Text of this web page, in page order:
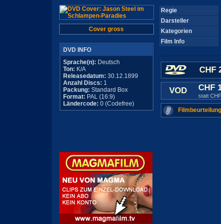
Cover gross
DVD INFO
Sprache(n): Deutsch
Ton: K/A
Releasedatum: 30.12.1899
Anzahl Discs: 1
Packung: Standard Box
Format: PAL (16:9)
Ländercode: 0 (Codefree)
Regie
Darsteller
Kategorien
Film Info
CHF
VOD CHF
statt